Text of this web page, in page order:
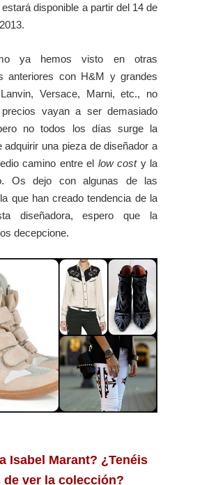
disponible a partir del 14 de
ya hemos visto en otras
anteriores con H&M y grandes
Versace, Marni, etc., no
vayan a ser demasiado
no todos los días surge la
adquirir una pieza de diseñador a
camino entre el low costy la
Os dejo con algunas de las
que han creado tendencia de la
diseñadora, espero que la
decepcione.
Isabel Marant? ¿Tenéis
de ver la colección?